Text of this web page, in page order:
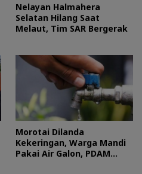
Nelayan Halmahera
Selatan Hilang Saat
Melaut, Tim SAR Bergerak
Morotai Dilanda
Kekeringan, Warga Mandi
Pakai Air Galon, PDAM